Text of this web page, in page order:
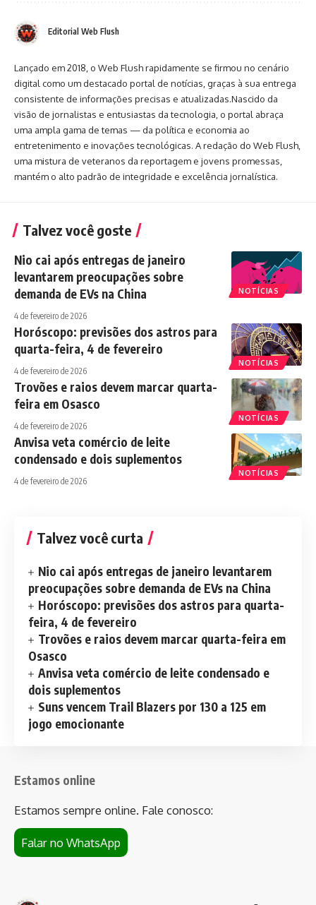
Editorial Web Flush
Lançado em 2018, o Web Flush rapidamente se firmou no cenário
digital como um destacado portal de notícias, graças à sua entrega
consistente de informações precisas e atualizadas.Nascido da
visão de jornalistas e entusiastas da tecnologia, o portal abraça
uma ampla gama de temas — da política e economia ao
entretenimento e inovações tecnológicas. A redação do Web Flush,
uma mistura de veteranos da reportagem e jovens promessas,
mantém o alto padrão de integridade e excelência jornalística.
Talvez você goste
NOTÍCIAS
Nio cai após entregas de janeiro
levantarem preocupações sobre
demanda de EVs na China
4 de fevereiro de 2026
NOTÍCIAS
Horóscopo: previsões dos astros para
quarta-feira, 4 de fevereiro
4 de fevereiro de 2026
NOTÍCIAS
Trovões e raios devem marcar quarta-
feira em Osasco
4 de fevereiro de 2026
NOTÍCIAS
Anvisa veta comércio de leite
condensado e dois suplementos
4 de fevereiro de 2026
Talvez você curta
Nio cai após entregas de janeiro levantarem
preocupações sobre demanda de EVs na China
Horóscopo: previsões dos astros para quarta-
feira, 4 de fevereiro
Trovões e raios devem marcar quarta-feira em
Osasco
Anvisa veta comércio de leite condensado e
dois suplementos
Suns vencem Trail Blazers por 130 a 125 em
jogo emocionante
Estamos online
Estamos sempre online. Fale conosco:
Falar no WhatsApp